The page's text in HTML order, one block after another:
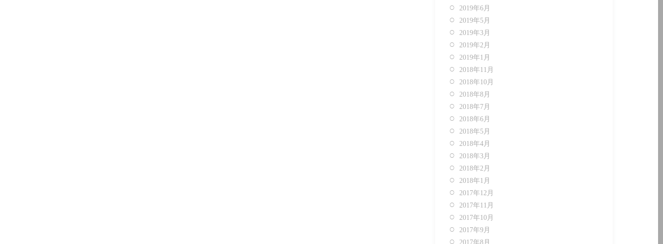
2019年6月
2019年5月
2019年3月
2019年2月
2019年1月
2018年11月
2018年10月
2018年8月
2018年7月
2018年6月
2018年5月
2018年4月
2018年3月
2018年2月
2018年1月
2017年12月
2017年11月
2017年10月
2017年9月
2017年8月